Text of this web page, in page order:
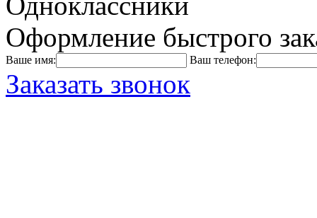
Оформление быстрого
Ваше имя: Ваш телефон:
Заказать звонок